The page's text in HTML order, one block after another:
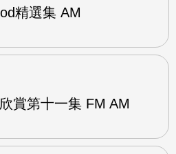
精選集 AM
賞第十一集 FM AM